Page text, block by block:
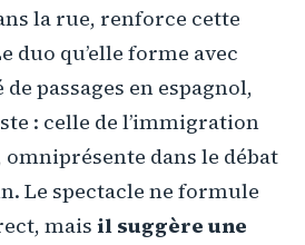
la rue, renforce cette
duo qu’elle forme avec
passages en espagnol,
: celle de l’immigration
dans le débat
Le spectacle ne formule
mais il suggère une